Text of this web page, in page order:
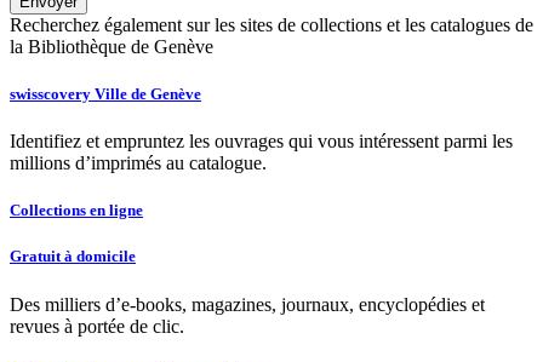
Recherchez également sur les sites de collections et les catalogues de
la Bibliothèque de Genève
swisscovery Ville de Genève
Identifiez et empruntez les ouvrages qui vous intéressent parmi les
millions d’imprimés au catalogue.
Collections en ligne
Gratuit à domicile
Des milliers d’e-books, magazines, journaux, encyclopédies et
revues à portée de clic.